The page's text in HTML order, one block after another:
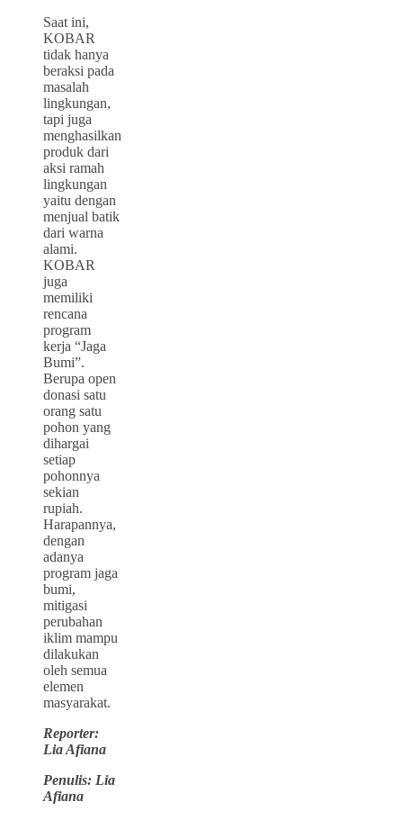
Saat ini,
KOBAR
tidak hanya
beraksi pada
masalah
lingkungan,
tapi juga
menghasilkan
produk dari
aksi ramah
lingkungan
yaitu dengan
menjual batik
dari warna
alami.
KOBAR
juga
memiliki
rencana
program
kerja “Jaga
Bumi”.
Berupa open
donasi satu
orang satu
pohon yang
dihargai
setiap
pohonnya
sekian
rupiah.
Harapannya,
dengan
adanya
program jaga
bumi,
mitigasi
perubahan
iklim mampu
dilakukan
oleh semua
elemen
masyarakat.
Reporter:
Lia Afiana
Penulis: Lia
Afiana